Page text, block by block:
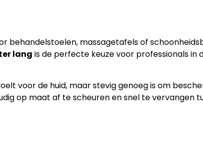
behandelstoelen, massagetafels of
lang is de perfecte keuze voor professionals in
voor de huid, maar stevig genoeg is om
op maat af te scheuren en snel te vervangen